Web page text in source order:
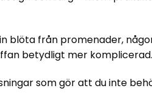
blöta från promenader,
betydligt mer komplicerad.
som gör att du inte